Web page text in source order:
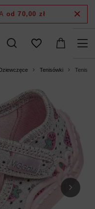
od 70,00 zł
Tenisówki